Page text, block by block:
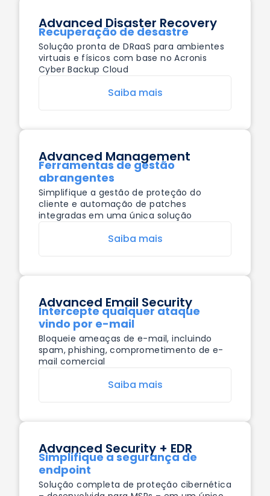
Advanced Disaster Recovery
Recuperação de desastre
Solução pronta de DRaaS para ambientes
virtuais e físicos com base no Acronis
Cyber Backup Cloud
Saiba mais
Advanced Management
Ferramentas de gestão
abrangentes
Simplifique a gestão de proteção do
cliente e automação de patches
integradas em uma única solução
Saiba mais
Advanced Email Security
Intercepte qualquer ataque
vindo por e-mail
Bloqueie ameaças de e-mail, incluindo
spam, phishing, comprometimento de e-
mail comercial
Saiba mais
Advanced Security + EDR
Simplifique a segurança de
endpoint
Solução completa de proteção cibernética